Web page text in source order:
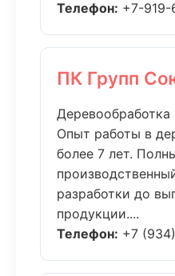
Телефон: +7-
ПК Групп
Деревообработка
Опыт работы в
более 7 лет.
разработки до
продукции....
Телефон: +7